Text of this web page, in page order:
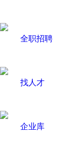
全职招聘
找人才
企业库